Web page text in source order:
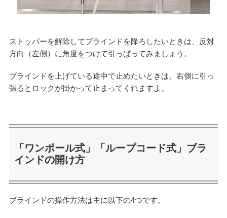
ストッパーを解除してブラインドを降ろしたいときは、反対
方向（左側）に角度をつけて引っぱってみましょう。
ブラインドを上げている途中で止めたいときは、右側に引っ
張るとロックが掛かって止まってくれますよ。
「ワンポール式」「ループコード式」ブラ
インドの開け方
ブラインドの操作方法は主に以下の4つです。